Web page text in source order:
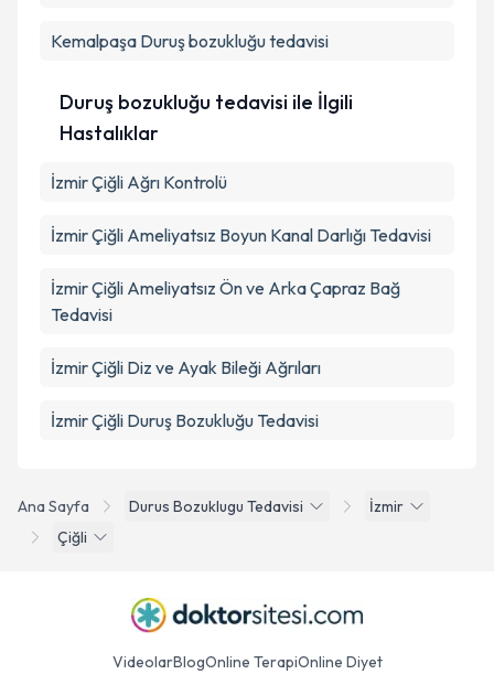
Ana Sayfa Durus Bozuklugu Tedavisi
İzmir
Çiğli
Kemalpaşa Duruş bozukluğu tedavisi
Duruş bozukluğu tedavisi ile İlgili
Hastalıklar
İzmir Çiğli Ağrı Kontrolü
İzmir Çiğli Ameliyatsız Boyun Kanal Darlığı Tedavisi
İzmir Çiğli Ameliyatsız Ön ve Arka Çapraz Bağ
Tedavisi
İzmir Çiğli Diz ve Ayak Bileği Ağrıları
İzmir Çiğli Duruş Bozukluğu Tedavisi
VideolarBlogOnline TerapiOnline Diyet